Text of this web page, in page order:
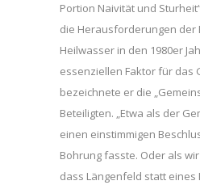
Portion Naivität und
die Herausforderungen der
Heilwasser in den 1980er
essenziellen Faktor für das
bezeichnete er die
Beteiligten. „Etwa als der
einen einstimmigen
Bohrung fasste. Oder als
dass Längenfeld statt eines